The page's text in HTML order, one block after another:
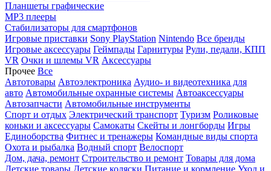
Планшеты графические
MP3 плееры
Стабилизаторы для смартфонов
Игровые приставки Sony PlayStation Nintendo Все бренды
Игровые аксессуары Геймпады Гарнитуры Рули, педали, КПП
VR Очки и шлемы VR Аксессуары
Прочее Все
Автотовары Автоэлектроника Аудио- и видеотехника для
авто Автомобильные охранные системы Автоаксессуары
Автозапчасти Автомобильные инструменты
Спорт и отдых Электрический транспорт Туризм Роликовые
коньки и аксессуары Самокаты Скейты и лонгборды Игры
Единоборства Фитнес и тренажеры Командные виды спорта
Охота и рыбалка Водный спорт Велоспорт
Дом, дача, ремонт Строительство и ремонт Товары для дома
Детские товары Детские коляски Питание и кормление Уход и